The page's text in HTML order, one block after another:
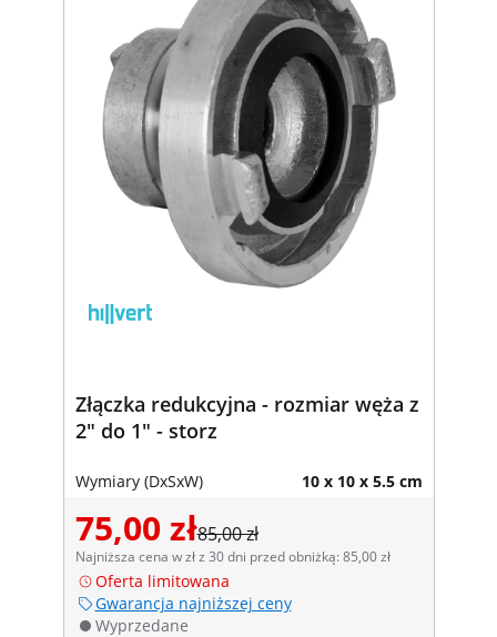
Złączka redukcyjna - rozmiar węża z
2" do 1" - storz
Wymiary (DxSxW) 10 x 10 x 5.5 cm
75,00 zł85,00 zł
Najniższa cena w zł z 30 dni przed obniżką: 85,00 zł
Oferta limitowana
Gwarancja najniższej ceny
Wyprzedane